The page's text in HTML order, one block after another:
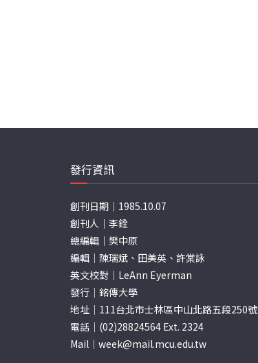
發行資訊
創刊日期｜1985.10.07
創刊人｜李銓
總編輯｜樊中原
編輯｜陳瑞斌、田美英、許棠詠
英文校對｜LeAnn Eyerman
發行｜銘傳大學
地址｜111台北市士林區中山北路五段250號
電話｜(02)28824564 Ext. 2324
Mail｜ week@mail.mcu.edu.tw